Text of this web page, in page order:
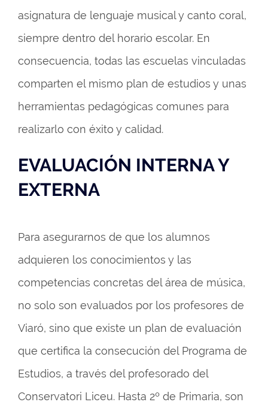
asignatura de lenguaje musical y canto coral,
siempre dentro del horario escolar. En
consecuencia, todas las escuelas vinculadas
comparten el mismo plan de estudios y unas
herramientas pedagógicas comunes para
realizarlo con éxito y calidad.
EVALUACIÓN INTERNA Y
EXTERNA
Para asegurarnos de que los alumnos
adquieren los conocimientos y las
competencias concretas del área de música,
no solo son evaluados por los profesores de
Viaró, sino que existe un plan de evaluación
que certifica la consecución del Programa de
Estudios, a través del profesorado del
Conservatori Liceu. Hasta 2º de Primaria, son